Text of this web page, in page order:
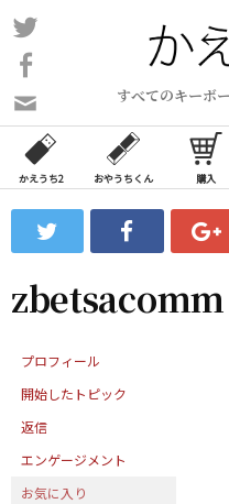
コ
ン
ン
ツ
ス
ッ
すべてのキーボ
い
合
わ
フ
ォ
ム
かえうち2 おやうちくん 購入
zbetsacomm
プロフィール
開始したトピック
返信
エンゲージメント
お気に入り